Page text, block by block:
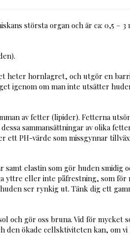
största organ och är ca: 0,5 – 3
heter hornlagret, och utgör en
igenom om man inte utsätter
av fetter (lipider). Fetterna
sammansättningar av olika
PH-värde som missgynnar
elastin som gör huden smidig
yttre eller inte påfrestning, som för
ser rynkig ut. Tänk dig ett
och gör oss bruna. Vid för mycket
den ökade cellsktiviteten kan, om